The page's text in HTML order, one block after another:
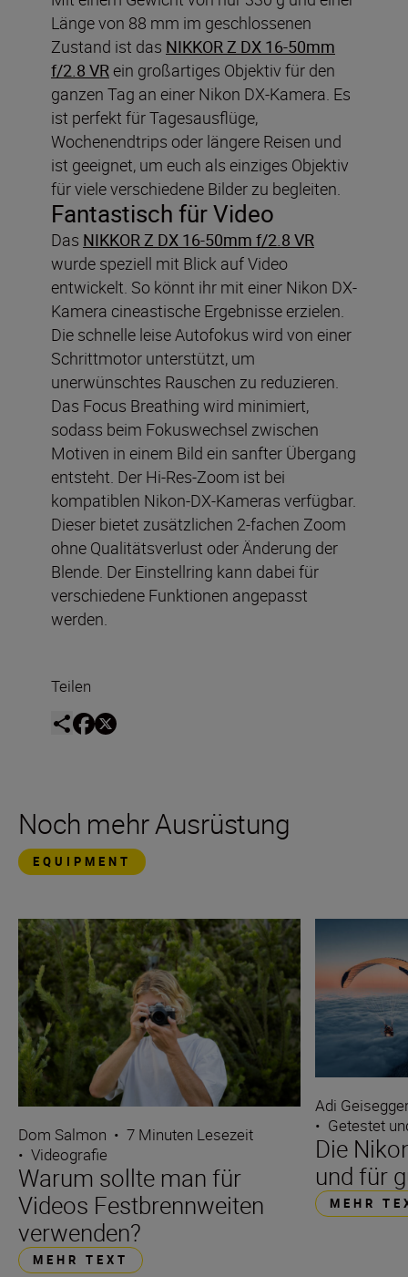
Länge von 88 mm im geschlossenen
Zustand ist das NIKKOR Z DX 16-50mm
f/2.8 VR ein großartiges Objektiv für den
ganzen Tag an einer Nikon DX-Kamera. Es
ist perfekt für Tagesausflüge,
Wochenendtrips oder längere Reisen und
ist geeignet, um euch als einziges Objektiv
für viele verschiedene Bilder zu begleiten.
Fantastisch für Video
Das NIKKOR Z DX 16-50mm f/2.8 VR
wurde speziell mit Blick auf Video
entwickelt. So könnt ihr mit einer Nikon DX-
Kamera cineastische Ergebnisse erzielen.
Die schnelle leise Autofokus wird von einer
Schrittmotor unterstützt, um
unerwünschtes Rauschen zu reduzieren.
Das Focus Breathing wird minimiert,
sodass beim Fokuswechsel zwischen
Motiven in einem Bild ein sanfter Übergang
entsteht. Der Hi-Res-Zoom ist bei
kompatiblen Nikon-DX-Kameras verfügbar.
Dieser bietet zusätzlichen 2-fachen Zoom
ohne Qualitätsverlust oder Änderung der
Blende. Der Einstellring kann dabei für
verschiedene Funktionen angepasst
werden.
Teilen
Noch mehr Ausrüstung
EQUIPMENT
Dom Salmon • 7 Minuten Lesezeit
• Videografie
Warum sollte man für
Videos Festbrennweiten
verwenden?
MEHR TEXT
Adi
• Getestet
Die
und für
MEHR